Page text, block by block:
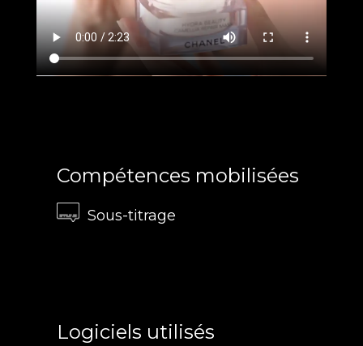
Compétences mobilisées
Sous-titrage
Logiciels utilisés